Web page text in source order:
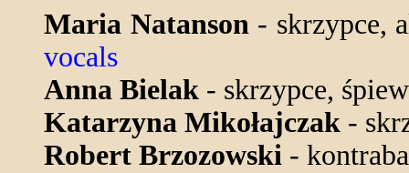
Maria Natanson- skrzypce,
vocals
Anna Bielak - skrzypce,
Katarzyna Mikołajczak -
Robert Brzozowski -